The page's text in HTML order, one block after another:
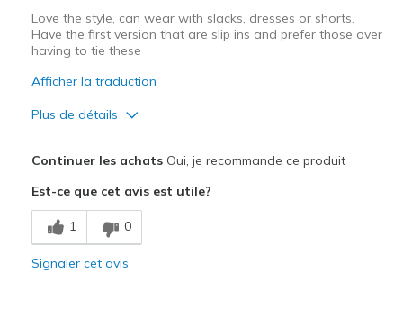
Love the style, can wear with slacks, dresses or shorts.
Have the first version that are slip ins and prefer those over
having to tie these
Afficher la traduction
Plus de détails
Comfortable
Stylish
Continuer les achatsOui, je recommande ce produit
Est-ce que cet avis est utile?
1 0
Signaler cet avis